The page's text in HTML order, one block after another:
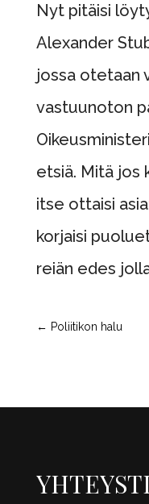
Nyt pitäisi
Alexander
jossa otetaan
vastuunoton
etsiä. Mitä jos
itse ottaisi
korjaisi
reiän edes
← Poliitikon halu